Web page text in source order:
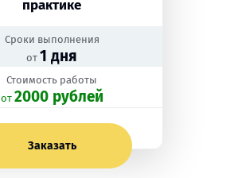
практике
Сроки выполнения
от 1 дня
Стоимость работы
oт 2000 рублей
Заказать